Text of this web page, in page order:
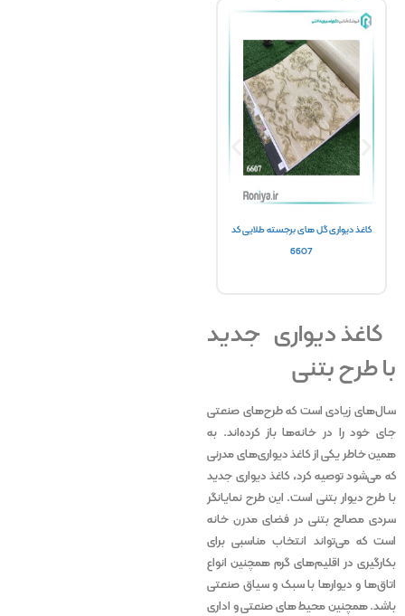
کاغذ دیواری گل های برجسته طلایی کد
6607
کاغذ دیواری جدید
با طرح بتنی
سال‌های زیادی است که طرح‌های صنعتی
جای خود را در خانه‌ها باز کرده‌اند. به
همین خاطر یکی از کاغذ دیواری‌های مدرنی
که می‌شود توصیه کرد، کاغذ دیواری جدید
با طرح دیوار بتنی است. این طرح نمایانگر
سردی مصالح بتنی در فضای مدرن خانه
است که می‌تواند انتخاب مناسبی برای
بکارگیری در اقلیم‌های گرم همچنین انواع
اتاق‌ها و دیوارها با سبک و سیاق صنعتی
باشد. همچنین محیط های صنعتی و اداری